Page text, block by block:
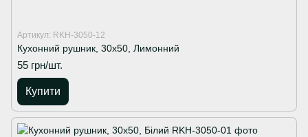
Артикул: RKH-3050-12
Кухонний рушник, 30х50, Лимонний
55 грн/шт.
Купити